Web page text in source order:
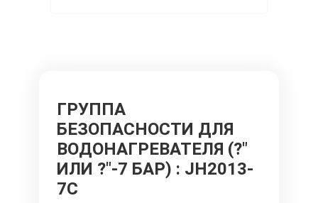
ГРУППА
БЕЗОПАСНОСТИ ДЛЯ
ВОДОНАГРЕВАТЕЛЯ (?"
ИЛИ ?"-7 БАР) : JH2013-
7C